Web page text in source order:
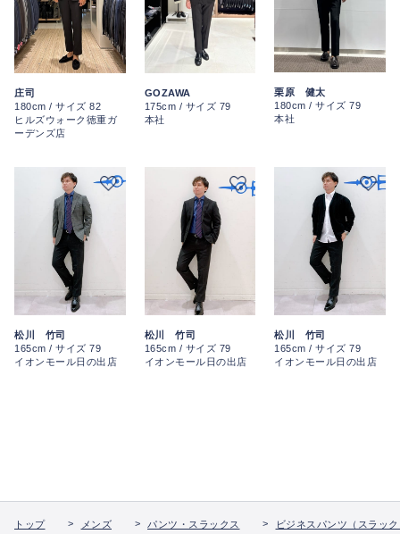
庄司
180cm / サイズ 82
ヒルズウォーク徳重ガ
ーデンズ店
GOZAWA
175cm / サイズ 79
本社
栗原 健太
180cm / サイズ 79
本社
松川 竹司
165cm / サイズ 79
イオンモール日の出店
松川 竹司
165cm / サイズ 79
イオンモール日の出店
松川 竹司
165cm / サイズ 79
イオンモール日の出店
トップ メンズ パンツ・スラックス ビジネスパンツ（スラッ